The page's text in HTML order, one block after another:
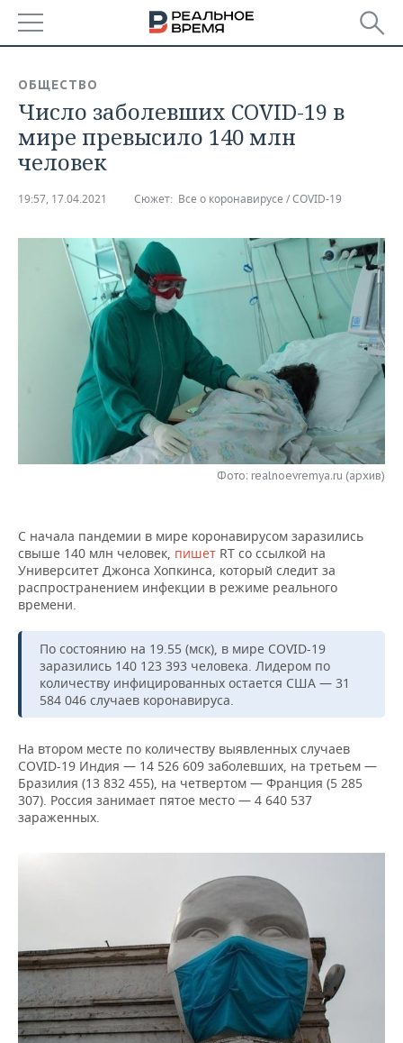
БАШКОРТОСТАН
ТАТАРСТАН
НОВОСТИ
АНАЛИТИКА
КОРОЛИ ГОСЗАКАЗА ПФО
ВУЗЫ ТАТАРСТАНА
КОМУ ПРИНАДЛЕЖАТ
ТОРГОВЫЕ ЦЕНТРЫ
ТАТАРСТАНА
ФИНАНСЫ
БЮДЖЕТ
ИНВЕСТИЦИИ
НОВОСТИ
ПРОМЫШЛЕННОСТИ
АГРОПРОМ
МАШИНОСТРОЕНИЕ
НЕФТЕХИМИЯ
ЭНЕРГЕТИКА
НЕДВИЖИМОСТЬ
НОВОСТИ НЕДВИЖИМОСТИ
НОВОСТИ АВТО
НОВОСТИ БИЗНЕСА
РОЗНИЧНАЯ ТОРГОВЛЯ
ТЕХНОЛОГИИ
НОВОСТИ ТЕХНОЛОГИЙ
ТЕЛЕКОММУНИКАЦИИ
МЕРОПРИЯТИЯ
БИЗНЕС-БРАНЧИ
ONLINE-КОНФЕРЕНЦИИ
ОТКРЫТАЯ ЛЕКЦИЯ
ФУТБОЛ
ХОККЕЙ
БАСКЕТБОЛ
ВОЛЕЙБОЛ
ФИГУРНОЕ КАТАНИЕ
ВОДНЫЕ ВИДЫ СПОРТА
ХОККЕЙ С МЯЧОМ
НОВОСТИ ОБЩЕСТВА
ВЛАСТЬ
ИНФРАСТРУКТУРА
ИСТОРИЯ
МЕДИЦИНА
ОБРАЗОВАНИЕ
ПРОИСШЕСТВИЯ
ФОТОГАЛЕРЕЯ
СЮЖЕТЫ
СПРАВОЧНИК
СПИСОК ПЕРСОН
ПОЛНАЯ ВЕРСИЯ
ОБЩЕСТВО
Число заболевших СOVID-19 в
мире превысило 140 млн
человек
19:57, 17.04.2021 Сюжет: Все о коронавирусе / COVID-19
Фото: realnoevremya.ru (архив)
С начала пандемии в мире коронавирусом заразились
свыше 140 млн человек, пишет RT со ссылкой на
Университет Джонса Хопкинса, который следит за
распространением инфекции в режиме реального
времени.
По состоянию на 19.55 (мск), в мире COVID-19
заразились 140 123 393 человека. Лидером по
количеству инфицированных остается США — 31
584 046 случаев коронавируса.
На втором месте по количеству выявленных случаев
COVID-19 Индия — 14 526 609 заболевших, на третьем —
Бразилия (13 832 455), на четвертом — Франция (5 285
307). Россия занимает пятое место — 4 640 537
зараженных.